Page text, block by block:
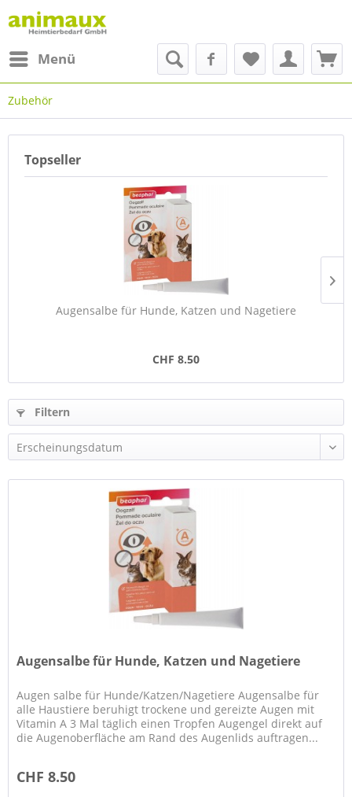
Menü
Zubehör
Topseller
Augensalbe für Hunde, Katzen und Nagetiere
CHF 8.50
Filtern
Augensalbe für Hunde, Katzen und Nagetiere
Augen salbe für Hunde/Katzen/Nagetiere Augensalbe für
alle Haustiere beruhigt trockene und gereizte Augen mit
Vitamin A 3 Mal täglich einen Tropfen Augengel direkt auf
die Augenoberfläche am Rand des Augenlids auftragen...
CHF 8.50